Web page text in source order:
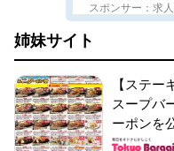
スポンサー：求
姉妹サイト
【ステ
スープバ
ーポンを